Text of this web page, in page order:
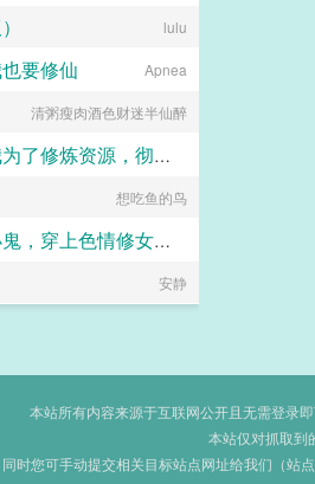
lulu
要修仙 Apnea
清粥瘦肉酒色财迷半仙醉
仙途沉沦录：关于我为了修炼资源，彻底恶堕成仙门母畜这件事
画眉桃
想吃鱼的鸟
战力超弱的血族雌小鬼，穿上色情修女服潜入教会后，轻易白给，惨遭触手捕获寄生沦为榨取血脉的杂鱼肉便器
西琳
安静
本站所有内容来源于互联网公开且无需登录
本站仅对抓取到
同时您可手动提交相关目标站点网址给我们（站